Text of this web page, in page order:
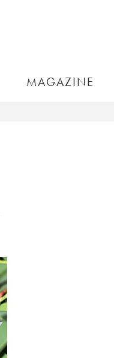
MAGAZINE